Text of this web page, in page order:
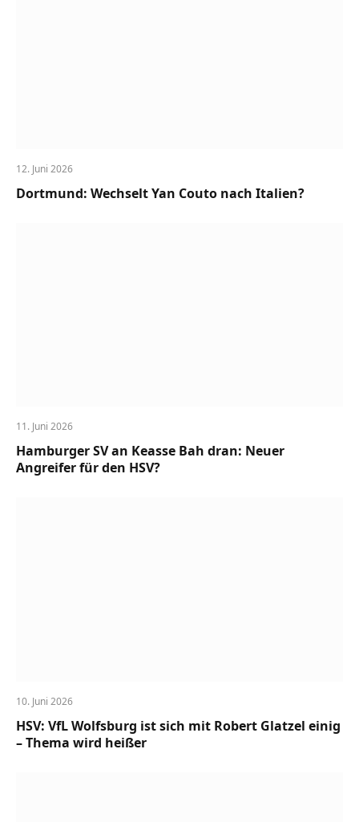
12. Juni 2026
Dortmund: Wechselt Yan Couto nach Italien?
11. Juni 2026
Hamburger SV an Keasse Bah dran: Neuer
Angreifer für den HSV?
10. Juni 2026
HSV: VfL Wolfsburg ist sich mit Robert Glatzel einig
– Thema wird heißer